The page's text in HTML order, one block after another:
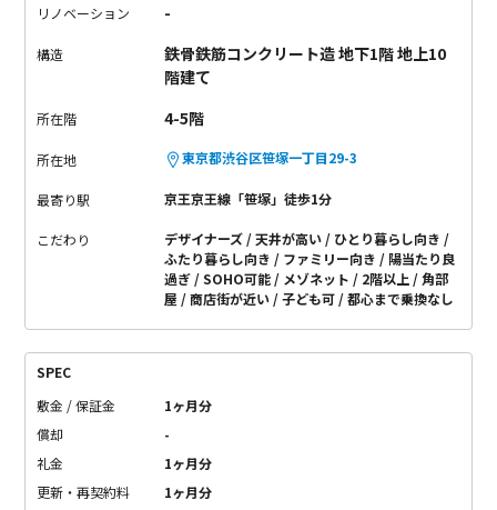
リノベーション -
構造
鉄骨鉄筋コンクリート造 地下1階 地上10
階建て
所在階 4-5階
所在地 東京都渋谷区笹塚一丁目29-3
最寄り駅 京王京王線「笹塚」徒歩1分
こだわり デザイナーズ 天井が高い
ひとり暮らし向き
ふたり暮らし向き
ファミリー向き
陽当たり良
過ぎ
SOHO可能 メゾネット 2階以上
角部
屋
商店街が近い 子ども可 都心まで乗換なし
SPEC
敷金 / 保証金
1ヶ月分
償却
-
礼金
1ヶ月分
更新・再契約料
1ヶ月分